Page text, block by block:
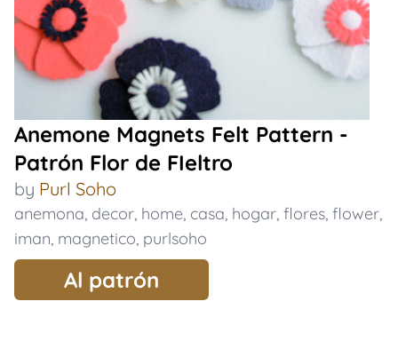
Anemone Magnets Felt Pattern -
Patrón Flor de FIeltro
by Purl Soho
anemona, decor, home, casa, hogar, flores, flower,
iman, magnetico, purlsoho
Al patrón